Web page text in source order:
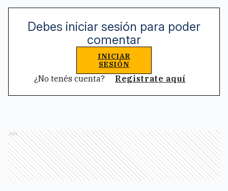
Debes iniciar sesión para poder
comentar
INICIAR
SESIÓN
¿No tenés cuenta? Registrate aquí
Ads